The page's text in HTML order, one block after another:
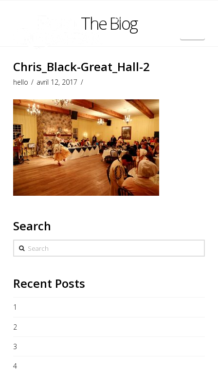
The Blog
Chris_Black-Great_Hall-2
hello avril 12, 2017
Search
Search
Recent Posts
1
2
3
4